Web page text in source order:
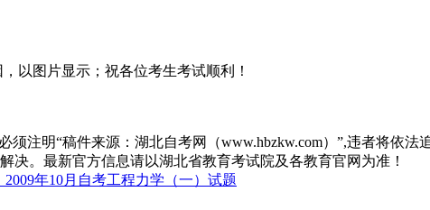
以图片显示；祝各位考生考试顺利！
注明“稿件来源：湖北自考网（www.hbzkw.com）”,违者将依法
决。最新官方信息请以湖北省教育考试院及各教育官网为准！
2009年10月自考工程力学（一）试题